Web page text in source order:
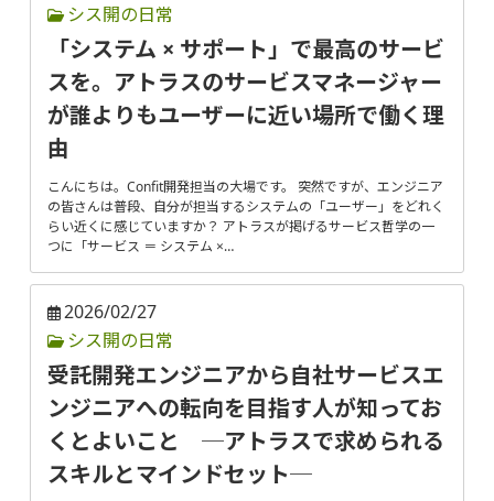
シス開の日常
「システム × サポート」で最高のサービ
スを。アトラスのサービスマネージャー
が誰よりもユーザーに近い場所で働く理
由
こんにちは。Confit開発担当の大場です。 突然ですが、エンジニア
の皆さんは普段、自分が担当するシステムの「ユーザー」をどれく
らい近くに感じていますか？ アトラスが掲げるサービス哲学の一
つに「サービス ＝ システム ×…
2026/02/27
シス開の日常
受託開発エンジニアから自社サービスエ
ンジニアへの転向を目指す人が知ってお
くとよいこと ─アトラスで求められる
スキルとマインドセット─